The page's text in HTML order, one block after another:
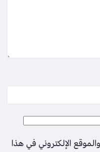
الإلكتروني في هذا